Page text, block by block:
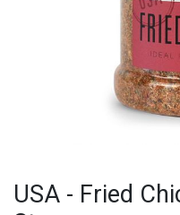
USA - Fried